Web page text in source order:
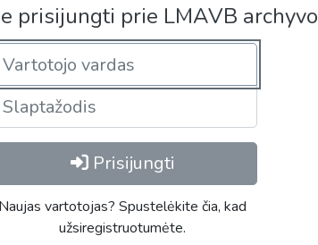
prisijungti prie LMAVB archyvo
Prisijungti
Naujas vartotojas? Spustelėkite čia, kad
užsiregistruotumėte.